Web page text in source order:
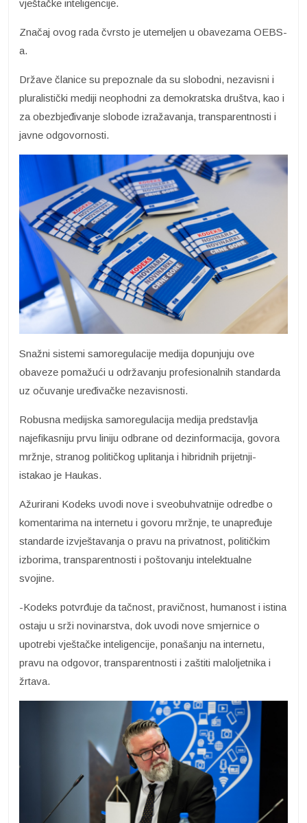
vještačke inteligencije.
Značaj ovog rada čvrsto je utemeljen u obavezama OEBS-
a.
Države članice su prepoznale da su slobodni, nezavisni i
pluralistički mediji neophodni za demokratska društva, kao i
za obezbjeđivanje slobode izražavanja, transparentnosti i
javne odgovornosti.
Snažni sistemi samoregulacije medija dopunjuju ove
obaveze pomažući u održavanju profesionalnih standarda
uz očuvanje uređivačke nezavisnosti.
Robusna medijska samoregulacija medija predstavlja
najefikasniju prvu liniju odbrane od dezinformacija, govora
mržnje, stranog političkog uplitanja i hibridnih prijetnji-
istakao je Haukas.
Ažurirani Kodeks uvodi nove i sveobuhvatnije odredbe o
komentarima na internetu i govoru mržnje, te unapređuje
standarde izvještavanja o pravu na privatnost, političkim
izborima, transparentnosti i poštovanju intelektualne
svojine.
-Kodeks potvrđuje da tačnost, pravičnost, humanost i istina
ostaju u srži novinarstva, dok uvodi nove smjernice o
upotrebi vještačke inteligencije, ponašanju na internetu,
pravu na odgovor, transparentnosti i zaštiti maloljetnika i
žrtava.